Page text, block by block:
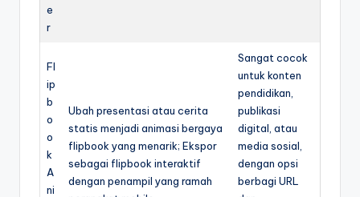
e
r
Fl
ip
b
o
o
k
A
ni
Ubah presentasi atau cerita
statis menjadi animasi bergaya
flipbook yang menarik; Ekspor
sebagai flipbook interaktif
dengan penampil yang ramah
Sangat cocok
untuk konten
pendidikan,
publikasi
digital, atau
media sosial,
dengan opsi
berbagi URL